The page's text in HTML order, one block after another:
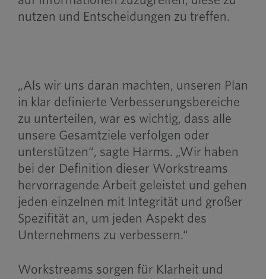
nutzen und Entscheidungen zu treffen.
„Als wir uns daran machten, unseren Plan
in klar definierte Verbesserungsbereiche
zu unterteilen, war es wichtig, dass alle
unsere Gesamtziele verfolgen oder
unterstützen“, sagte Harms. „Wir haben
bei der Definition dieser Workstreams
hervorragende Arbeit geleistet und gehen
jeden einzelnen mit Integrität und großer
Spezifität an, um jeden Aspekt des
Unternehmens zu verbessern.“
Workstreams sorgen für Klarheit und